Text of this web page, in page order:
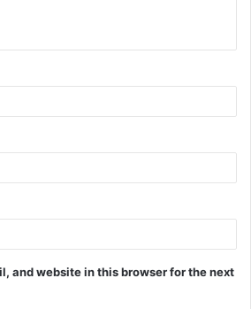
and website in this browser for the next